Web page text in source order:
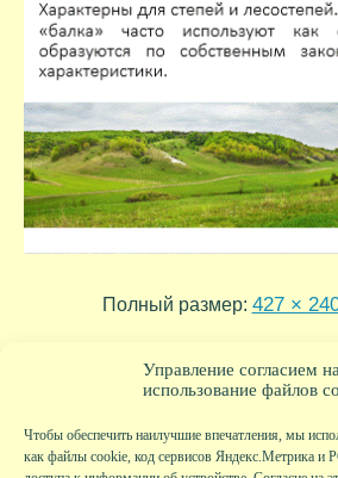
Управление согласием на
использование файлов
Чтобы обеспечить наилучшие впечатления, мы
как файлы cookie, код сервисов Яндекс.Метрика и
Полный размер: 427 ×